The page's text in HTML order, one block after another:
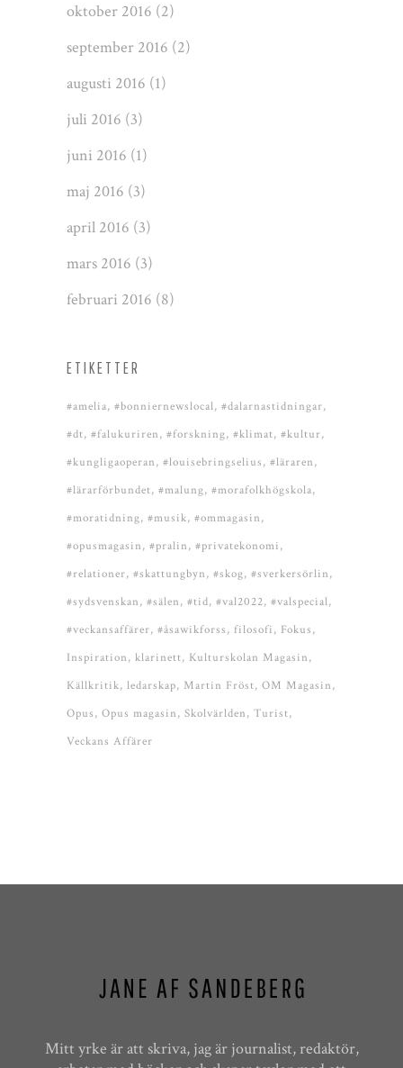
oktober 2016 (2)
september 2016 (2)
augusti 2016 (1)
juli 2016 (3)
juni 2016 (1)
maj 2016 (3)
april 2016 (3)
mars 2016 (3)
februari 2016 (8)
ETIKETTER
#amelia #bonniernewslocal #dalarnastidningar
#dt #falukuriren #forskning #klimat #kultur
#kungligaoperan #louisebringselius #läraren
#lärarförbundet #malung #morafolkhögskola
#moratidning #musik #ommagasin
#opusmagasin #pralin #privatekonomi
#relationer #skattungbyn #skog #sverkersörlin
#sydsvenskan #sälen #tid #val2022 #valspecial
#veckansaffärer #åsawikforss filosofi
Fokus
Inspiration klarinett Kulturskolan Magasin
Källkritik ledarskap Martin Fröst OM Magasin
Opus Opus magasin Skolvärlden Turist
Veckans Affärer
Mitt yrke är att skriva, jag är journalist, redaktör,